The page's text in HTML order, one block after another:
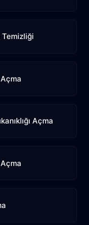
Açma